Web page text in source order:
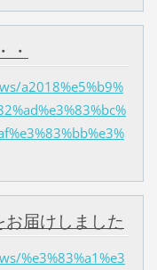
・
a2018%e5%b9%
届けしました
%e3%83%a1%e3